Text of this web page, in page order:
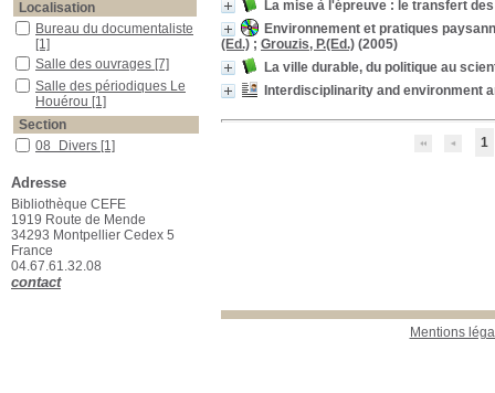
La mise à l'épreuve : le transfert
Environnement et pratiques
(Ed.) ; Grouzis, P.(Ed.) (2005)
La ville durable, du politique au
Interdisciplinarity and environment
1
Mentions
Localisation
Bureau du documentaliste
Bureau du documentaliste
[1]
Salle des ouvrages
Salle des ouvrages [7]
Salle des périodiques Le Houérou
Salle des périodiques Le
Houérou [1]
Section
08_Divers
08_Divers [1]
[1]
21_Sciences_Humaines
21_Sciences_Humaines
23_Publications_CEFE
23_Publications_CEFE
27_Multimedia
27_Multimedia
Adresse
Bibliothèque CEFE
1919 Route de Mende
34293 Montpellier Cedex 5
France
04.67.61.32.08
contact